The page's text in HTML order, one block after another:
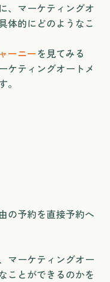
、マーケティングオ
体的にどのようなこ
ーニーを見てみる
ケティングオートメ
の予約を直接予約へ
マーケティングオー
ことができるのかを